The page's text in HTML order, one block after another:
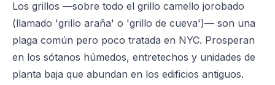
Los grillos —sobre todo el grillo camello jorobado
(llamado 'grillo araña' o 'grillo de cueva')— son una
plaga común pero poco tratada en NYC. Prosperan
en los sótanos húmedos, entretechos y unidades de
planta baja que abundan en los edificios antiguos.